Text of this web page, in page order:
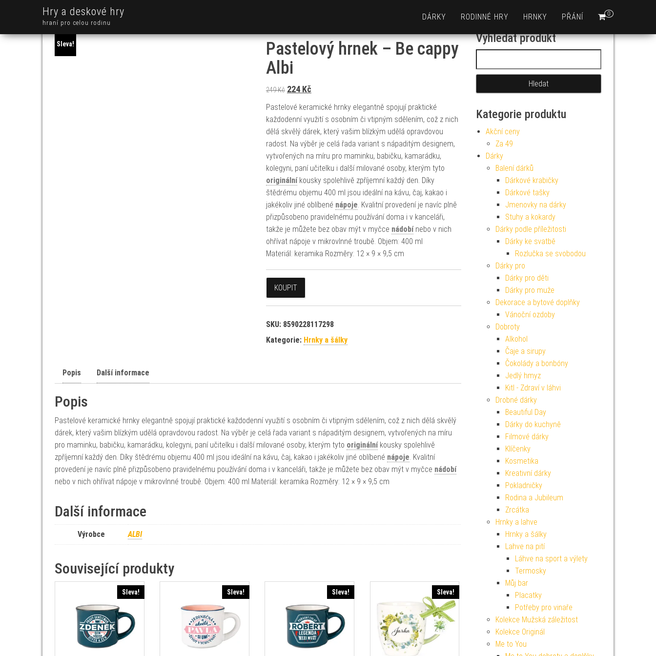
Hry a deskové hry
hraní pro celou rodinu
0
DÁRKY RODINNÉ HRY HRNKY PŘÁNÍ
Sleva!
Pastelový hrnek – Be cappy
Albi
249Kč Původní cena byla: 249 Kč.
224 KčAktuální cena je: 224 Kč.
Pastelové keramické hrnky elegantně spojují praktické
každodenní využití s osobním či vtipným sdělením, což z nich
dělá skvělý dárek, který vašim blízkým udělá opravdovou
radost. Na výběr je celá řada variant s nápaditým designem,
vytvořených na míru pro maminku, babičku, kamarádku,
kolegyni, paní učitelku i další milované osoby, kterým tyto
originálníkousky spolehlivě zpříjemní každý den. Díky
štědrému objemu 400 ml jsou ideální na kávu, čaj, kakao i
jakékoliv jiné oblíbené nápoje. Kvalitní provedení je navíc plně
přizpůsobeno pravidelnému používání doma i v kanceláři,
takže je můžete bez obav mýt v myčce nádobínebo v nich
ohřívat nápoje v mikrovlnné troubě. Objem: 400 ml
Materiál: keramika Rozměry: 12 × 9 × 9,5 cm
KOUPIT
SKU: 8590228117298
Kategorie: Hrnky a šálky
Popis Další informace
Popis
Pastelové keramické hrnky elegantně spojují praktické každodenní využití s osobním či vtipným sdělením, což z nich dělá skvělý
dárek, který vašim blízkým udělá opravdovou radost. Na výběr je celá řada variant s nápaditým designem, vytvořených na míru
pro maminku, babičku, kamarádku, kolegyni, paní učitelku i další milované osoby, kterým tyto originálníkousky spolehlivě
zpříjemní každý den. Díky štědrému objemu 400 ml jsou ideální na kávu, čaj, kakao i jakékoliv jiné oblíbené nápoje. Kvalitní
provedení je navíc plně přizpůsobeno pravidelnému používání doma i v kanceláři, takže je můžete bez obav mýt v myčce nádobí
nebo v nich ohřívat nápoje v mikrovlnné troubě. Objem: 400 ml Materiál: keramika Rozměry: 12 × 9 × 9,5 cm
Další informace
Výrobce ALBI
Související produkty
Sleva! Sleva! Sleva! Sleva!
Vyhledat produkt
Kategorie produktu
Akční ceny
Za 49
Dárky
Balení dárků
Dárkové krabičky
Dárkové tašky
Jmenovky na dárky
Stuhy a kokardy
Dárky podle příležitosti
Dárky ke svatbě
Rozlučka se svobodou
Dárky pro
Dárky pro děti
Dárky pro muže
Dekorace a bytové doplňky
Vánoční ozdoby
Dobroty
Alkohol
Čaje a sirupy
Čokolády a bonbóny
Jedlý hmyz
Kitl - Zdraví v láhvi
Drobné dárky
Beautiful Day
Dárky do kuchyně
Filmové dárky
Klíčenky
Kosmetika
Kreativní dárky
Pokladničky
Rodina a Jubileum
Zrcátka
Hrnky a lahve
Hrnky a šálky
Lahve na pití
Láhve na sport a výlety
Termosky
Můj bar
Placatky
Potřeby pro vinaře
Kolekce Mužská záležitost
Kolekce Originál
Me to You